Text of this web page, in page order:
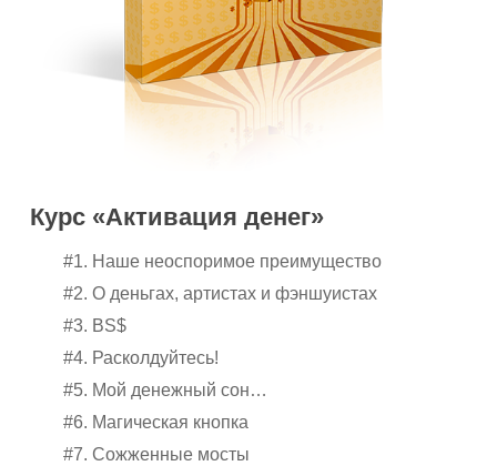
Курс «Активация денег»
#1. Наше неоспоримое преимущество
#2. О деньгах, артистах и фэншуистах
#3. BS$
#4. Расколдуйтесь!
#5. Мой денежный сон…
#6. Магическая кнопка
#7. Сожженные мосты